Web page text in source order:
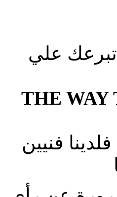
علي
THE WAY
فنيين